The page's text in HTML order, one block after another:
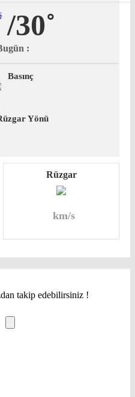
/30˚
:
Basınç
Yönü
Rüzgar
km/s
takip edebilirsiniz !